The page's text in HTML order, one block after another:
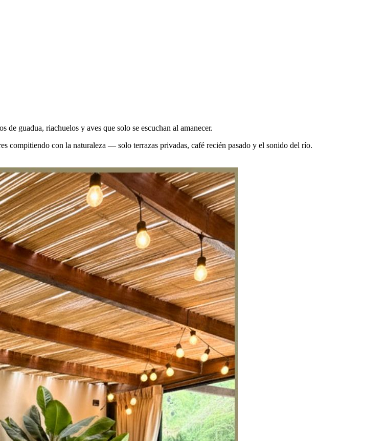
de guadua, riachuelos y aves que solo se escuchan al amanecer.
compitiendo con la naturaleza — solo terrazas privadas, café recién pasado y el sonido del río.